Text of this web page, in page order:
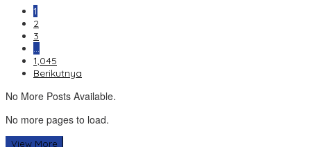
1
2
3
…
1,045
Berikutnya
No More Posts Available.
No more pages to load.
View More